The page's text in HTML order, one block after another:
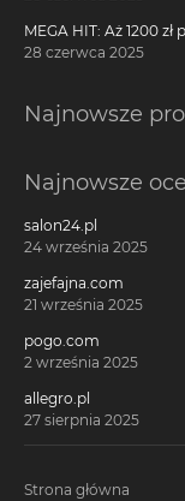
MEGA HIT: Aż 1200
kartę kredytową Citi
28 czerwca 2025
Najnowsze
Najnowsze
salon24.pl
24 września 2025
zajefajna.com
21 września 2025
pogo.com
2 września 2025
allegro.pl
27 sierpnia 2025
Strona główna